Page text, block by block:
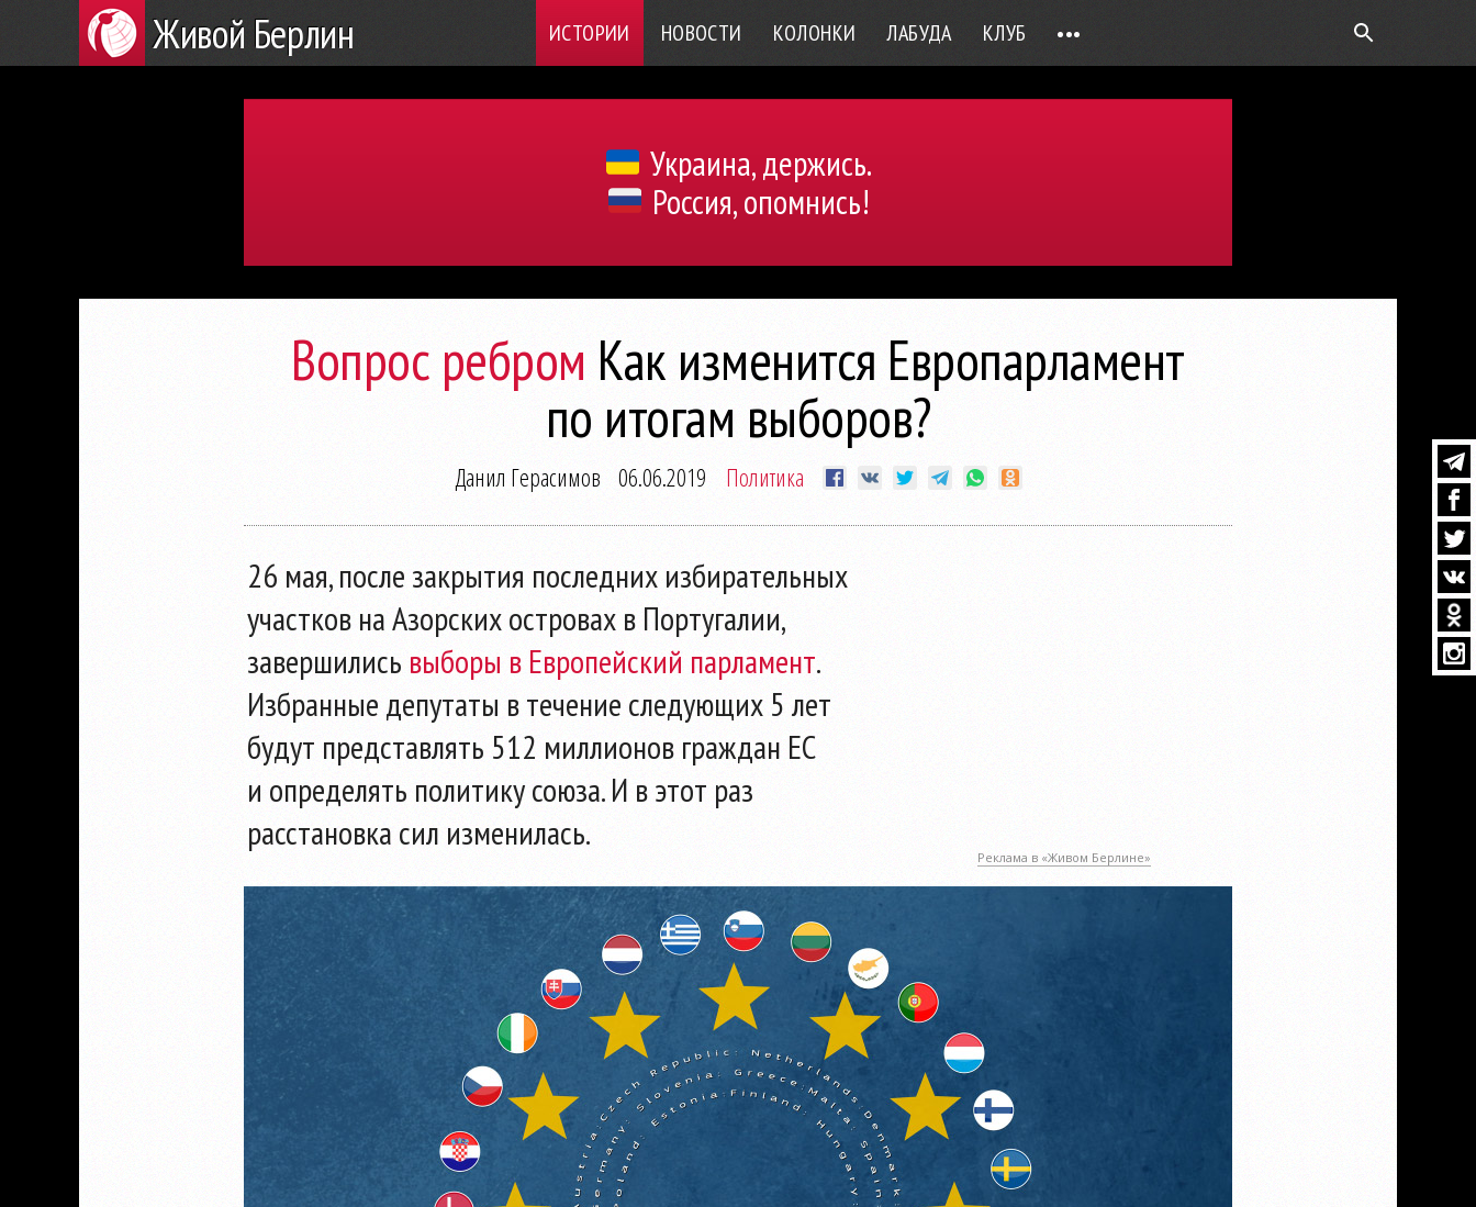
Живой Берлин ИСТОРИИ НОВОСТИ КОЛОНКИ ЛАБУДА КЛУБ •••
DEUTSCH
Украина, держись.
Россия, опомнись!
Вопрос ребром Как изменится Европарламент
по итогам выборов?
Данил Герасимов 06.06.2019 Политика
26 мая, после закрытия последних избирательных
участков на Азорских островах в Португалии,
завершились выборы в Европейский парламент.
Избранные депутаты в течение следующих 5 лет
будут представлять 512 миллионов граждан ЕС
и определять политику союза. И в этот раз
расстановка сил изменилась.
Реклама в «Живом Берлине»